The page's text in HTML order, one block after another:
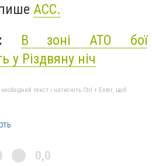
АСС.
В зоні АТО бої
у Різдвяну ніч
текст і натисніть Ctrl + Enter, щоб
0,0